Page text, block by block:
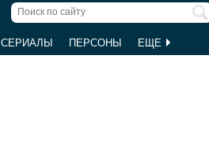
СЕРИАЛЫ ПЕРСОНЫ ЕЩЕ